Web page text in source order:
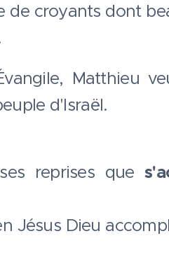
de croyants dont
Matthieu
d'Israël.
reprises ques'
Jésus Dieu